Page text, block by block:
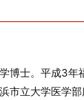
博士。平成3年
市立大学医学部